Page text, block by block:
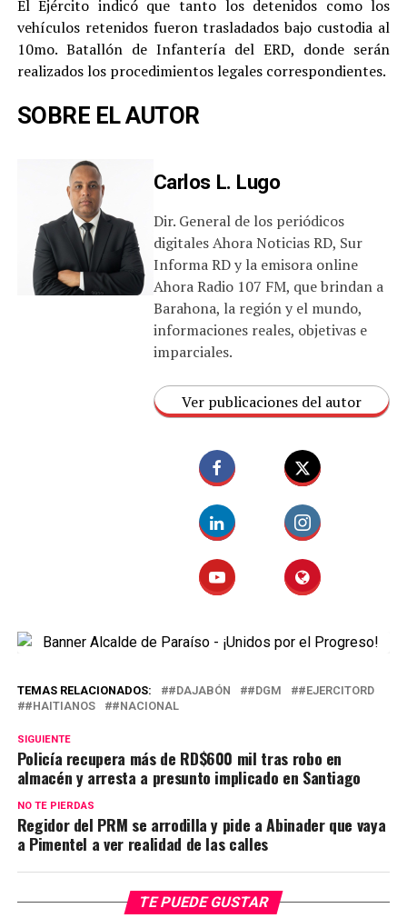
El Ejército indicó que tanto los detenidos como los
vehículos retenidos fueron trasladados bajo custodia al
10mo. Batallón de Infantería del ERD, donde serán
realizados los procedimientos legales correspondientes.
SOBRE EL AUTOR
Carlos L. Lugo
Dir. General de los periódicos
digitales Ahora Noticias RD, Sur
Informa RD y la emisora online
Ahora Radio 107 FM, que brindan a
Barahona, la región y el mundo,
informaciones reales, objetivas e
imparciales.
Ver publicaciones del autor
TEMAS RELACIONADOS: #DAJABÓN #DGM
#EJERCITORD
#HAITIANOS
#NACIONAL
SIGUIENTE
Policía recupera más de RD$600 mil tras robo en
almacén y arresta a presunto implicado en Santiago
NO TE PIERDAS
Regidor del PRM se arrodilla y pide a Abinader que vaya
a Pimentel a ver realidad de las calles
TE PUEDE GUSTAR